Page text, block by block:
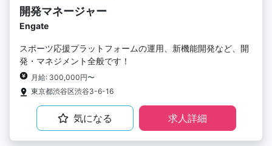
開発マネージャー
Engate
スポーツ応援プラットフォームの運用、新機能開発など、開
発・マネジメント全般です！
月給: 300,000円〜
東京都渋谷区渋谷3-6-16
気になる 求人詳細